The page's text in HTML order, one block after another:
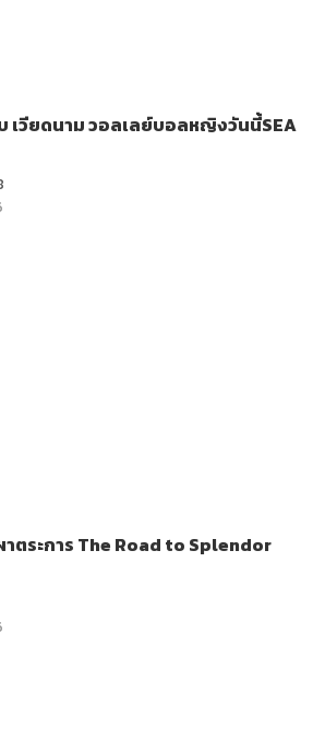
เวียดนาม วอลเลย์บอลหญิงวันนี้SEA
ตระการ The Road to Splendor